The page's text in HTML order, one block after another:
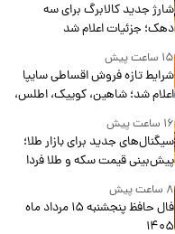
شارژ جدید کالابرگ برای سه
دهک؛ جزئیات اعلام شد
۱۵ ساعت پیش
شرایط تازه فروش اقساطی سایپا
اعلام شد؛ شاهین، کوییک، اطلس،
سهند و ساینا با اقساط بلندمدت +
جدول۱۶ ساعت پیش
سیگنال‌های جدید برای بازار طلا؛
پیش‌بینی قیمت سکه و طلا فردا
۸ ساعت پیش
فال حافظ پنجشنبه ۱۵ مرداد ماه
۱۴۰۵